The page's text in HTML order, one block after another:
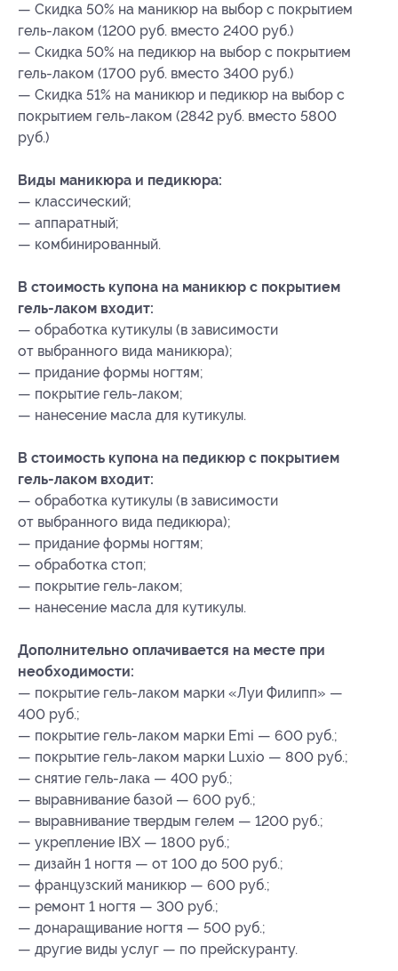
— Скидка 50% на маникюр на выбор с покрытием
гель-лаком (1200 руб. вместо 2400 руб.)
— Скидка 50% на педикюр на выбор с покрытием
гель-лаком (1700 руб. вместо 3400 руб.)
— Скидка 51% на маникюр и педикюр на выбор с
покрытием гель-лаком (2842 руб. вместо 5800
руб.)
Виды маникюра и педикюра:
— классический;
— аппаратный;
— комбинированный.
В стоимость купона на маникюр с покрытием
гель-лаком входит:
— обработка кутикулы (в зависимости
от выбранного вида маникюра);
— придание формы ногтям;
— покрытие гель-лаком;
— нанесение масла для кутикулы.
В стоимость купона на педикюр с покрытием
гель-лаком входит:
— обработка кутикулы (в зависимости
от выбранного вида педикюра);
— придание формы ногтям;
— обработка стоп;
— покрытие гель-лаком;
— нанесение масла для кутикулы.
Дополнительно оплачивается на месте при
необходимости:
— покрытие гель-лаком марки «Луи Филипп» —
400 руб.;
— покрытие гель-лаком марки Emi — 600 руб.;
— покрытие гель-лаком марки Luxio — 800 руб.;
— снятие гель-лака — 400 руб.;
— выравнивание базой — 600 руб.;
— выравнивание твердым гелем — 1200 руб.;
— укрепление IBX — 1800 руб.;
— дизайн 1 ногтя — от 100 до 500 руб.;
— французский маникюр — 600 руб.;
— ремонт 1 ногтя — 300 руб.;
— донаращивание ногтя — 500 руб.;
— другие виды услуг — по прейскуранту.